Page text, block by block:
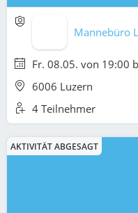
Männer
Mannebüro
Fr. 08.05. von 19:00
6006 Luzern
4 Teilnehmer
AKTIVITÄT ABGESAGT